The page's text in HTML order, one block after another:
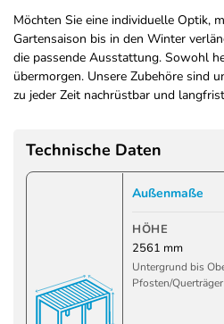
Möchten Sie eine individuelle Optik,
Gartensaison bis in den Winter
die passende Ausstattung. Sowohl
übermorgen. Unsere Zubehöre sind
zu jeder Zeit nachrüstbar und
Technische Daten
Außenmaße
HÖHE
2561 mm
Untergrund bis
Pfosten/Querträger